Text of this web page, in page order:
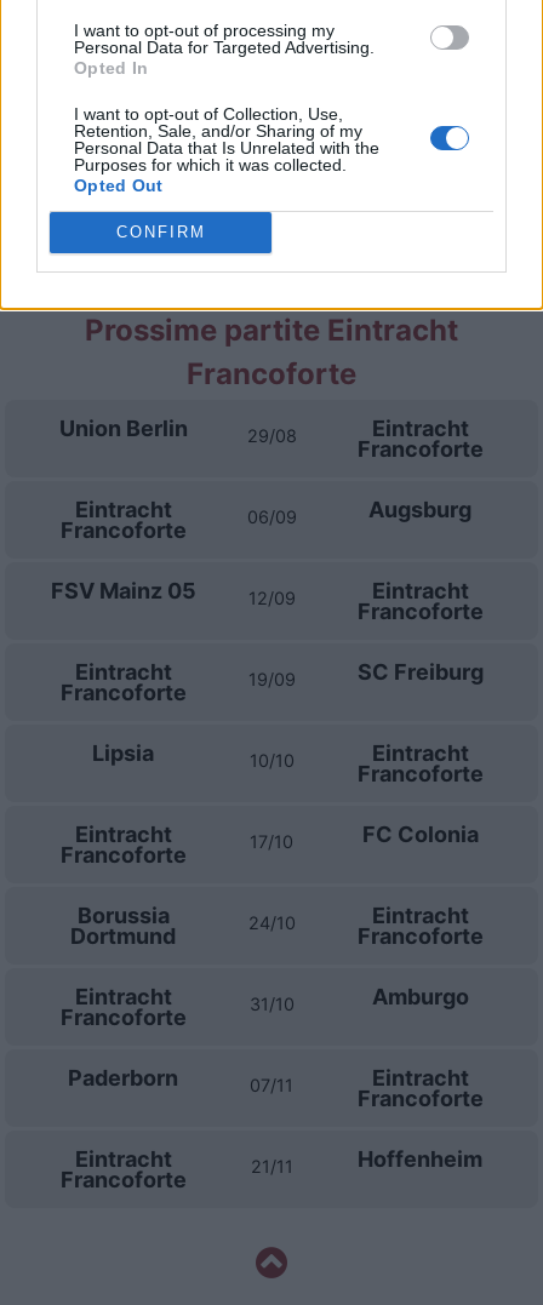
I want to opt-out of processing my
Personal Data for Targeted Advertising.
Opted In
I want to opt-out of Collection, Use,
Retention, Sale, and/or Sharing of my
Personal Data that Is Unrelated with the
Purposes for which it was collected.
Opted Out
CONFIRM
Venezia 18/10 Napoli
AC Monza 28/10
Juventus 01/11
Prossime partite Eintracht
Francoforte
Union Berlin 29/08
Eintracht
Francoforte
Eintracht
Francoforte
06/09 Augsburg
FSV Mainz 05 12/09
Eintracht
Francoforte
Eintracht
Francoforte
19/09 SC Freiburg
Lipsia 10/10
Eintracht
Francoforte
Eintracht
Francoforte
17/10 FC Colonia
Borussia
Dortmund
24/10
Eintracht
Francoforte
Eintracht
Francoforte
31/10 Amburgo
Paderborn 07/11
Eintracht
Francoforte
Eintracht
Francoforte
21/11 Hoffenheim